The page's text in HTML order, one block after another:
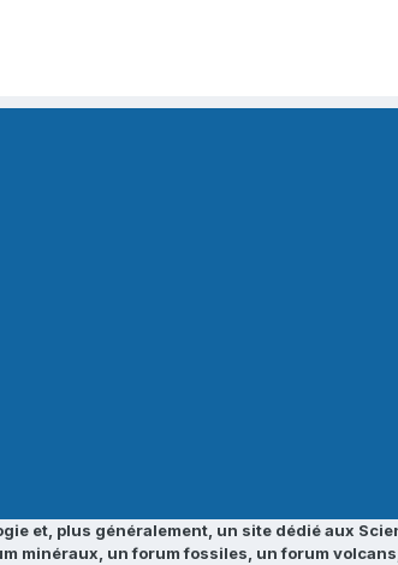
et, plus généralement, un site dédié aux
un forum fossiles, un forum